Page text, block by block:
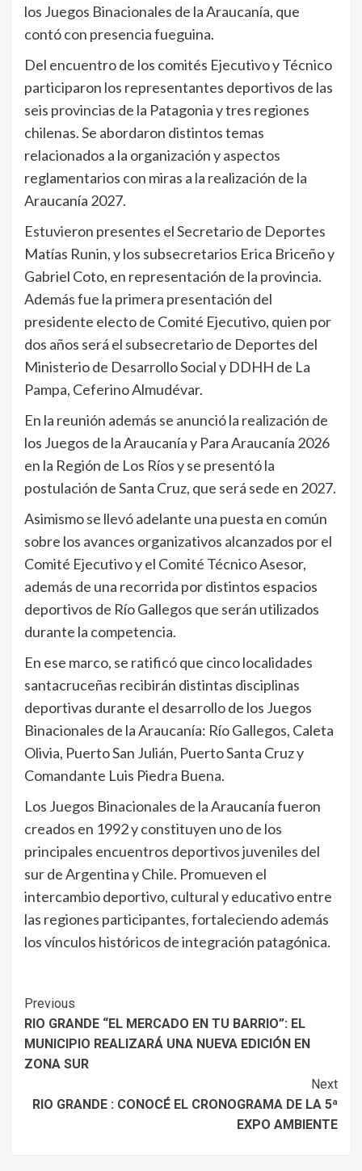
los Juegos Binacionales de la Araucanía, que
contó con presencia fueguina.
Del encuentro de los comités Ejecutivo y Técnico
participaron los representantes deportivos de las
seis provincias de la Patagonia y tres regiones
chilenas. Se abordaron distintos temas
relacionados a la organización y aspectos
reglamentarios con miras a la realización de la
Araucanía 2027.
Estuvieron presentes el Secretario de Deportes
Matías Runin, y los subsecretarios Erica Briceño y
Gabriel Coto, en representación de la provincia.
Además fue la primera presentación del
presidente electo de Comité Ejecutivo, quien por
dos años será el subsecretario de Deportes del
Ministerio de Desarrollo Social y DDHH de La
Pampa, Ceferino Almudévar.
En la reunión además se anunció la realización de
los Juegos de la Araucanía y Para Araucanía 2026
en la Región de Los Ríos y se presentó la
postulación de Santa Cruz, que será sede en 2027.
Asimismo se llevó adelante una puesta en común
sobre los avances organizativos alcanzados por el
Comité Ejecutivo y el Comité Técnico Asesor,
además de una recorrida por distintos espacios
deportivos de Río Gallegos que serán utilizados
durante la competencia.
En ese marco, se ratificó que cinco localidades
santacruceñas recibirán distintas disciplinas
deportivas durante el desarrollo de los Juegos
Binacionales de la Araucanía: Río Gallegos, Caleta
Olivia, Puerto San Julián, Puerto Santa Cruz y
Comandante Luis Piedra Buena.
Los Juegos Binacionales de la Araucanía fueron
creados en 1992 y constituyen uno de los
principales encuentros deportivos juveniles del
sur de Argentina y Chile. Promueven el
intercambio deportivo, cultural y educativo entre
las regiones participantes, fortaleciendo además
los vínculos históricos de integración patagónica.
Continue
Reading
Previous
RIO GRANDE “EL MERCADO EN TU BARRIO”: EL
MUNICIPIO REALIZARÁ UNA NUEVA EDICIÓN EN
ZONA SUR
Next
RIO GRANDE : CONOCÉ EL CRONOGRAMA DE LA 5ª
EXPO AMBIENTE